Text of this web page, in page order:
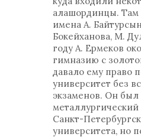
алашординцы.
имена А.
Бокейханова, М.
году А. Ермеков
гимназию с
давало ему право
университет без
экзаменов. Он был
металлургический
Санкт-
университета, но